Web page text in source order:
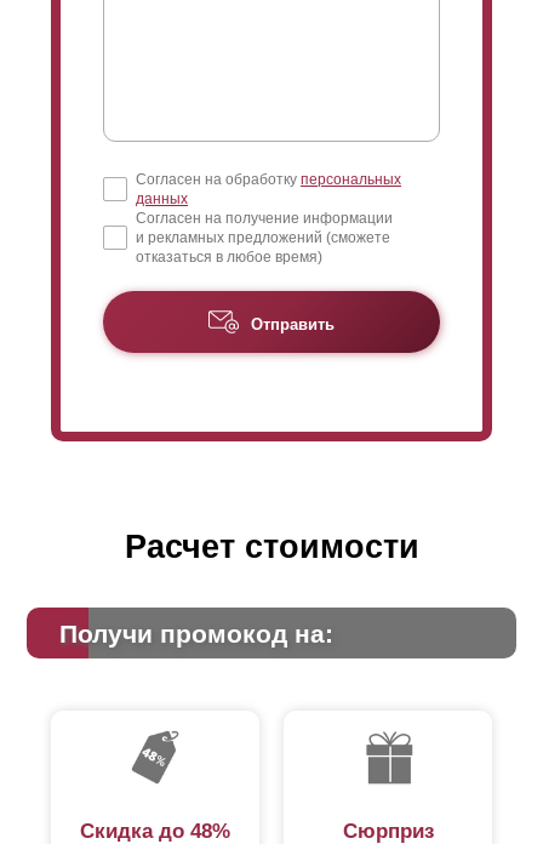
Согласен на обработку персональных
данных
Согласен на получение информации
и рекламных предложений (сможете
отказаться в любое время)
Отправить
Расчет стоимости
Получи промокод на:
Скидка до 48% Сюрприз